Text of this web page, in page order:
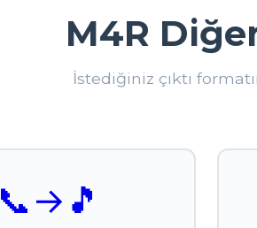
M4R
İstediğiniz çıktı
📞 → 🎵